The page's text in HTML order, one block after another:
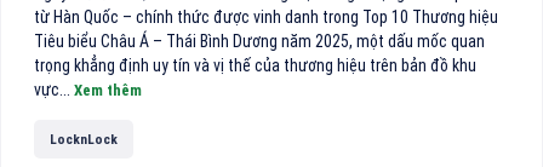
từ Hàn Quốc – chính thức được vinh danh trong Top 10 Thương hiệu
Tiêu biểu Châu Á – Thái Bình Dương năm 2025, một dấu mốc quan
trọng khẳng định uy tín và vị thế của thương hiệu trên bản đồ khu
vực... Xem thêm
LocknLock